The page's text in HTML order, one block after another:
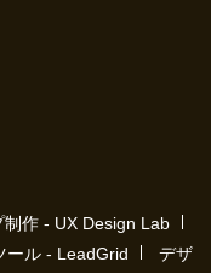
作 - UX Design Lab
ール - LeadGrid
デザ